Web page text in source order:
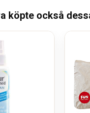
köpte också